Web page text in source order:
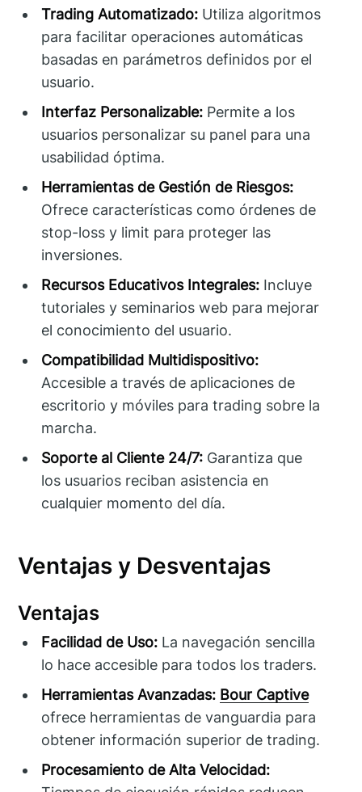
Trading Automatizado: Utiliza algoritmos
para facilitar operaciones automáticas
basadas en parámetros definidos por el
usuario.
Interfaz Personalizable: Permite a los
usuarios personalizar su panel para una
usabilidad óptima.
Herramientas de Gestión de Riesgos:
Ofrece características como órdenes de
stop-loss y limit para proteger las
inversiones.
Recursos Educativos Integrales: Incluye
tutoriales y seminarios web para mejorar
el conocimiento del usuario.
Compatibilidad Multidispositivo:
Accesible a través de aplicaciones de
escritorio y móviles para trading sobre la
marcha.
Soporte al Cliente 24/7: Garantiza que
los usuarios reciban asistencia en
cualquier momento del día.
Ventajas y Desventajas
Ventajas
Facilidad de Uso: La navegación sencilla
lo hace accesible para todos los traders.
Herramientas Avanzadas: Bour Captive
ofrece herramientas de vanguardia para
obtener información superior de trading.
Procesamiento de Alta Velocidad: